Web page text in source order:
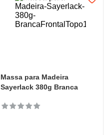
Massa para Madeira
Sayerlack 380g Branca